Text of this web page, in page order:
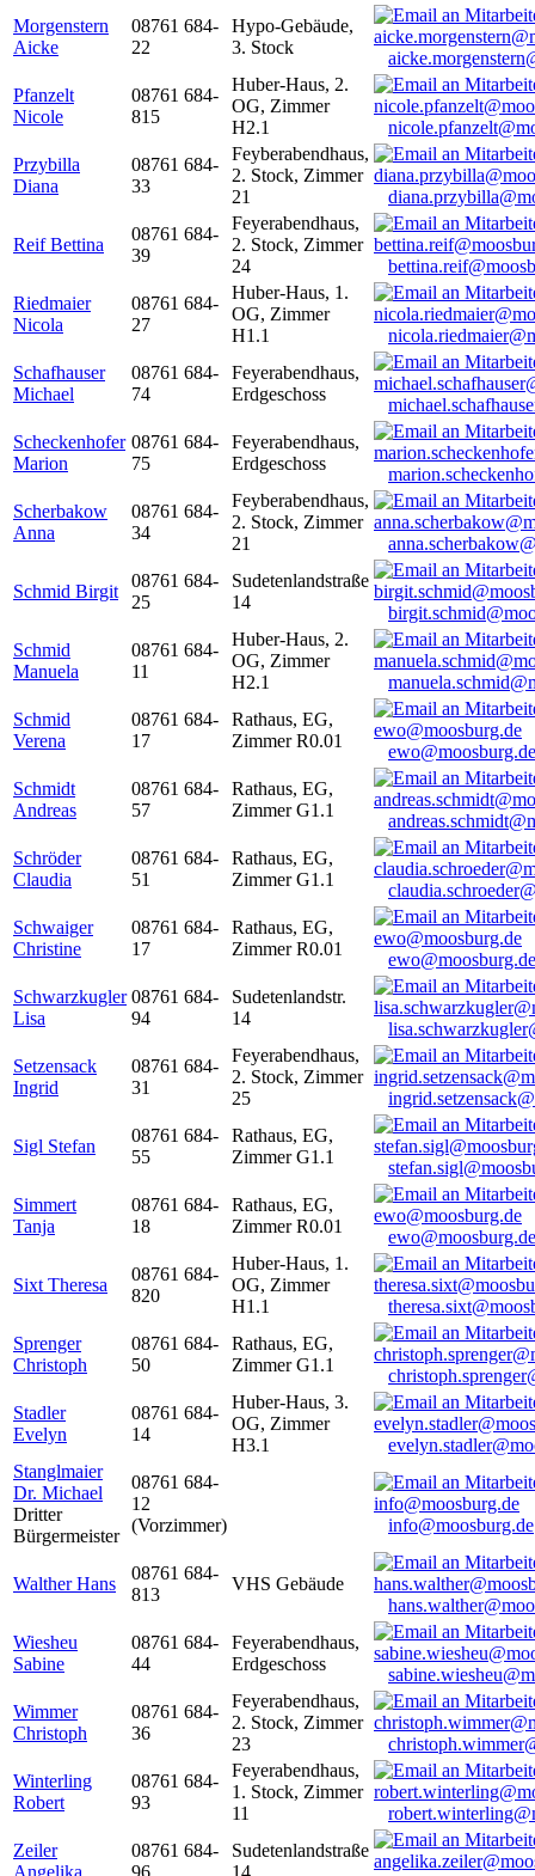
Morgenstern
Aicke
08761 684-
22
Hypo-Gebäude,
3. Stock
Pfanzelt
Nicole
08761 684-
815
Huber-Haus, 2.
OG, Zimmer
H2.1
Przybilla
Diana
08761 684-
33
Feyberabendhaus,
2. Stock, Zimmer
21
Reif Bettina
08761 684-
39
Feyerabendhaus,
2. Stock, Zimmer
24
Riedmaier
Nicola
08761 684-
27
Huber-Haus, 1.
OG, Zimmer
H1.1
Schafhauser
Michael
08761 684-
74
Feyerabendhaus,
Erdgeschoss
Scheckenhofer
Marion
08761 684-
75
Feyerabendhaus,
Erdgeschoss
Scherbakow
Anna
08761 684-
34
Feyberabendhaus,
2. Stock, Zimmer
21
Schmid Birgit
08761 684-
25
Sudetenlandstraße
14
Schmid
Manuela
08761 684-
11
Huber-Haus, 2.
OG, Zimmer
H2.1
Schmid
Verena
08761 684-
17
Rathaus, EG,
Zimmer R0.01
ewo@moosburg.de
Schmidt
Andreas
08761 684-
57
Rathaus, EG,
Zimmer G1.1
Schröder
Claudia
08761 684-
51
Rathaus, EG,
Zimmer G1.1
Schwaiger
Christine
08761 684-
17
Rathaus, EG,
Zimmer R0.01
ewo@moosburg.de
Schwarzkugler
Lisa
08761 684-
94
Sudetenlandstr.
14
Setzensack
Ingrid
08761 684-
31
Feyerabendhaus,
2. Stock, Zimmer
25
Sigl Stefan
08761 684-
55
Rathaus, EG,
Zimmer G1.1
Simmert
Tanja
08761 684-
18
Rathaus, EG,
Zimmer R0.01
ewo@moosburg.de
Sixt Theresa
08761 684-
820
Huber-Haus, 1.
OG, Zimmer
H1.1
Sprenger
Christoph
08761 684-
50
Rathaus, EG,
Zimmer G1.1
Stadler
Evelyn
08761 684-
14
Huber-Haus, 3.
OG, Zimmer
H3.1
Stanglmaier
Dr. Michael
Dritter
Bürgermeister
08761 684-
12
(Vorzimmer)
info@moosburg.de
Walther Hans
08761 684-
813
VHS Gebäude
Wiesheu
Sabine
08761 684-
44
Feyerabendhaus,
Erdgeschoss
Wimmer
Christoph
08761 684-
36
Feyerabendhaus,
2. Stock, Zimmer
23
Winterling
Robert
08761 684-
93
Feyerabendhaus,
1. Stock, Zimmer
11
Zeiler
Angelika
08761 684-
96
Sudetenlandstraße
14